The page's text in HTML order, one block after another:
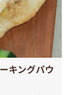
キングパウ